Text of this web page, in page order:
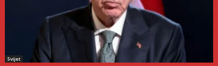
Svijet